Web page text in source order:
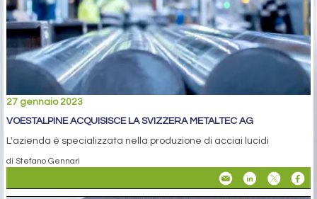
27 gennaio 2023
VOESTALPINE ACQUISISCE LA SVIZZERA METALTEC AG
L'azienda è specializzata nella produzione di acciai lucidi
di Stefano Gennari